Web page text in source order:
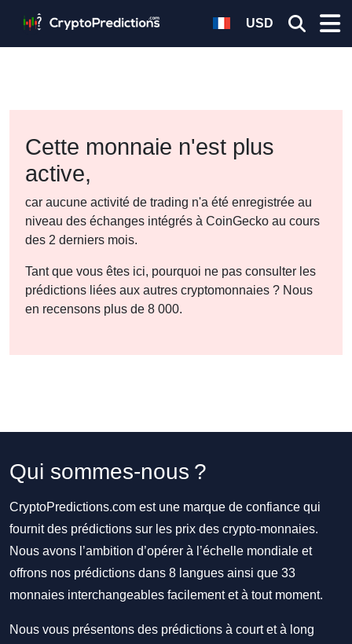
USD
Cette monnaie n'est plus
active,
car aucune activité de trading n'a été enregistrée au
niveau des échanges intégrés à CoinGecko au cours
des 2 derniers mois.
Tant que vous êtes ici, pourquoi ne pas consulter les
prédictions liées aux autres cryptomonnaies ? Nous
en recensons plus de 8 000.
Qui sommes-nous ?
CryptoPredictions.com est une marque de confiance qui
fournit des prédictions sur les prix des crypto-monnaies.
Nous avons l’ambition d’opérer à l’échelle mondiale et
offrons nos prédictions dans 8 langues ainsi que 33
monnaies interchangeables facilement et à tout moment.
Nous vous présentons des prédictions à court et à long